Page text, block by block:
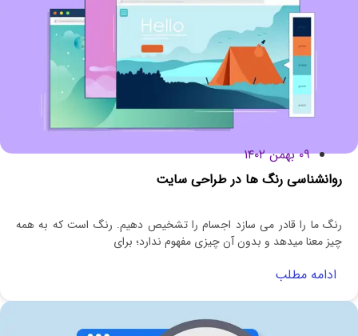
۰۹ بهمن ۱۴۰۲
روانشناسی رنگ ها در طراحی سایت
رنگ ما را قادر می سازد اجسام را تشخیص دهیم. رنگ است که به همه
چیز معنا میدهد و بدون آن چیزی مفهوم ندارد؛ برای
ادامه مطلب